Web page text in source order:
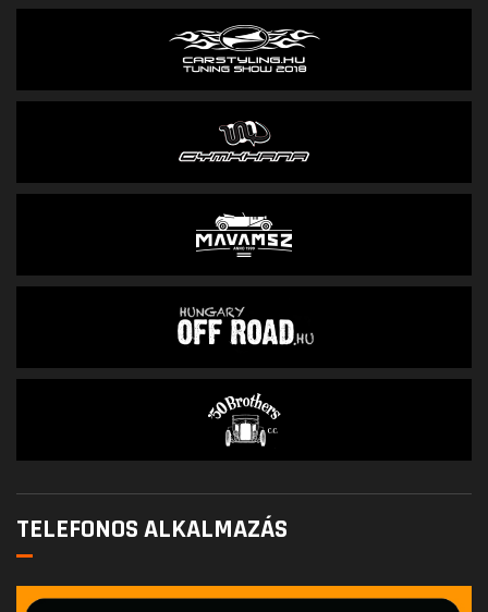
TELEFONOS ALKALMAZÁS